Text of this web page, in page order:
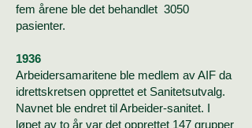
fem årene ble det behandlet 3050
pasienter.
1936
Arbeidersamaritene ble medlem av AIF da
idrettskretsen opprettet et Sanitetsutvalg.
Navnet ble endret til Arbeider-sanitet. I
løpet av to år var det opprettet 147 grupper